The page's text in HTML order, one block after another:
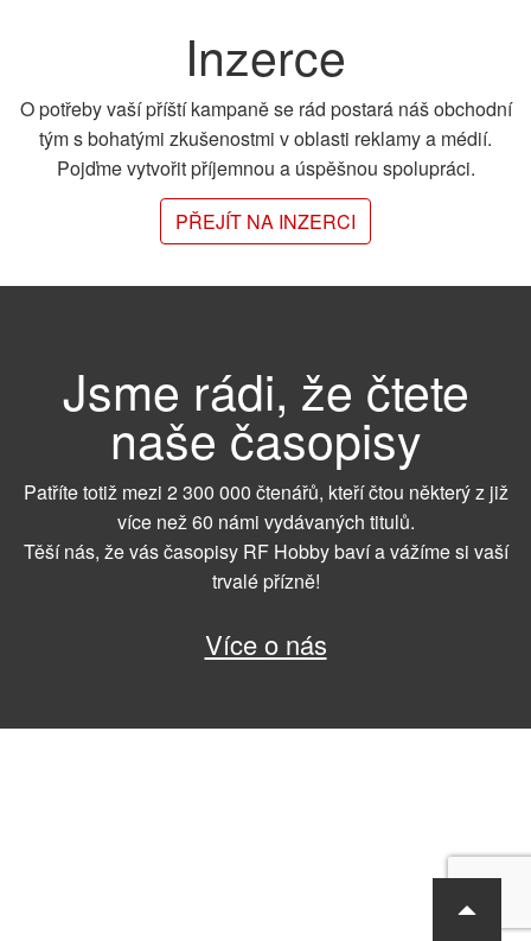
Inzerce
O potřeby vaší příští kampaně se rád postará náš obchodní
tým s bohatými zkušenostmi v oblasti reklamy a médií.
Pojďme vytvořit příjemnou a úspěšnou spolupráci.
PŘEJÍT NA INZERCI
Jsme rádi, že čtete
naše časopisy
Patříte totiž mezi 2 300 000 čtenářů, kteří čtou některý z již
více než 60 námi vydávaných titulů.
Těší nás, že vás časopisy RF Hobby baví a vážíme si vaší
trvalé přízně!
Více o nás